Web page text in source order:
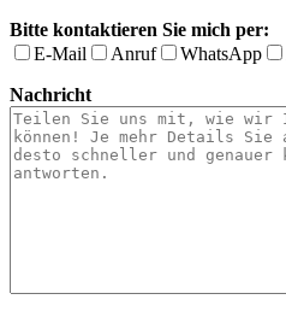
Bitte kontaktieren Sie mich per:
E-Mail
Anruf WhatsApp
Nachricht